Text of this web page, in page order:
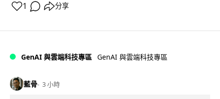
1 分享
GenAI 與雲端科技專區 GenAI 與雲端科技專區
藍骨 3 小時